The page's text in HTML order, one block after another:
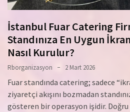
İstanbul Fuar Catering
Standınıza En Uygun
Nasıl Kurulur?
Rborganizasyon 2 Mart 2026
Fuar standında catering; sadece
ziyaretçi akışını bozmadan
gösteren bir operasyon işidir.